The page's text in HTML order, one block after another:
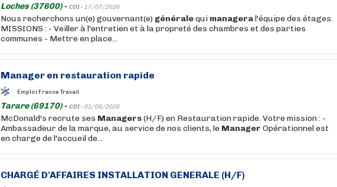
Loches (37600) - CDI - 17/07/2026
Nous recherchons un(e) gouvernant(e) généralequi manageral'équipe des étages.
MISSIONS : - Veiller à l'entretien et à la propreté des chambres et des parties
communes - Mettre en place...
Manager en restauration rapide
Emploi France Travail
Tarare (69170) - CDI - 01/08/2026
McDonald's recrute ses Managers(H/F) en Restauration rapide. Votre mission : -
Ambassadeur de la marque, au service de nos clients, le Manager Opérationnel est
en charge de l'accueil de...
CHARGÉ D'AFFAIRES INSTALLATION GENERALE (H/F)